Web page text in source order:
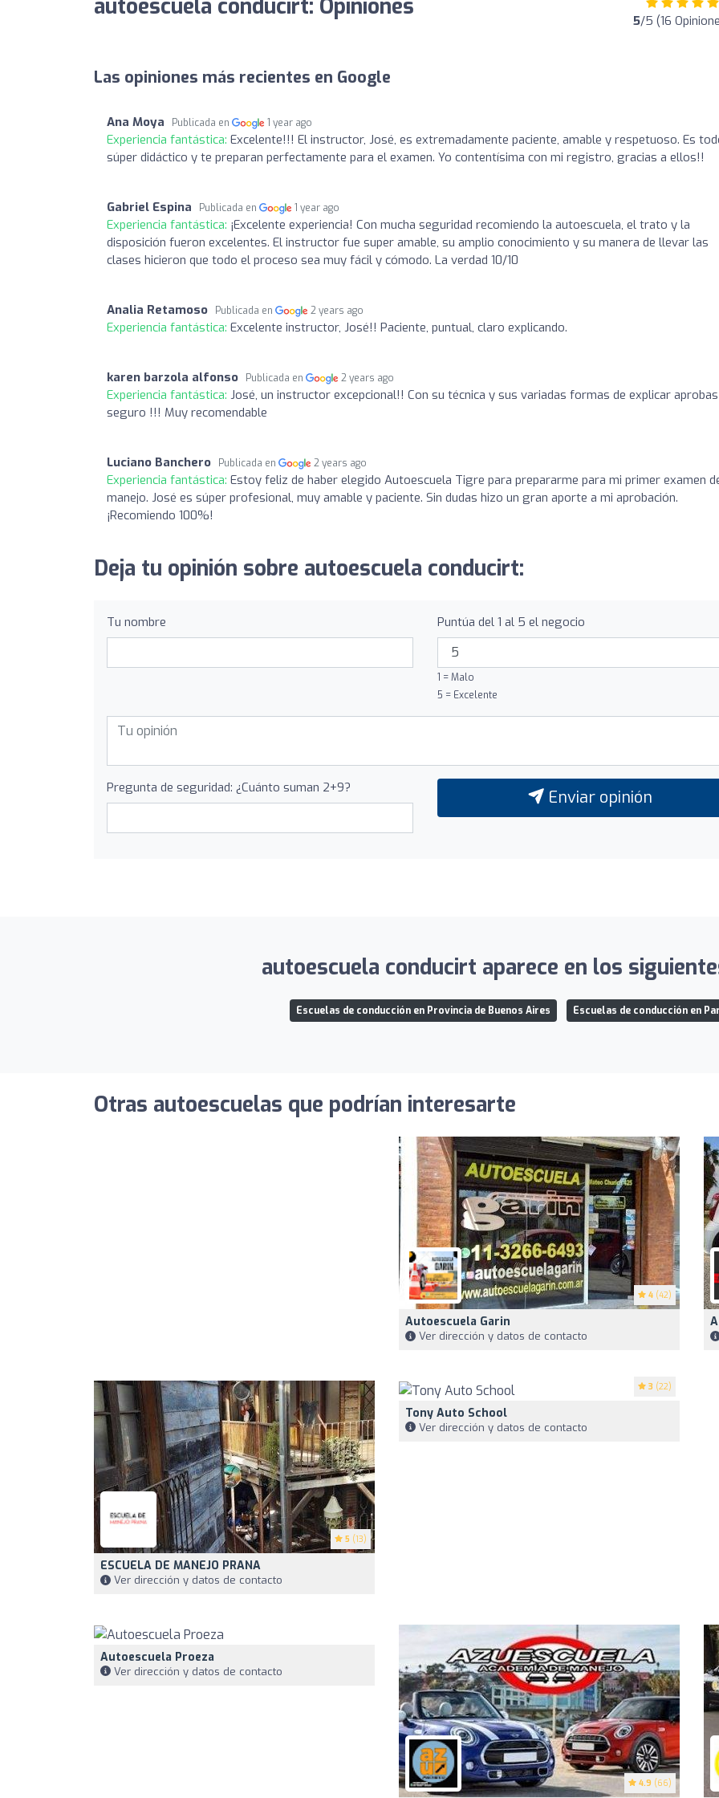
autoescuela conducirt: Opiniones 5/5 (16
Las opiniones más recientes en Google
Ana Moya Publicada en 1 year ago
Experiencia fantástica: Excelente!!! El instructor, José, es extremadamente paciente, amable y respetuoso. Es
súper didáctico y te preparan perfectamente para el examen. Yo contentísima con mi registro, gracias a ellos!!
Gabriel Espina Publicada en 1 year ago
Experiencia fantástica: ¡Excelente experiencia! Con mucha seguridad recomiendo la autoescuela, el trato y la
disposición fueron excelentes. El instructor fue super amable, su amplio conocimiento y su manera de llevar las
clases hicieron que todo el proceso sea muy fácil y cómodo. La verdad 10/10
Analia Retamoso Publicada en 2 years ago
Experiencia fantástica: Excelente instructor, José!! Paciente, puntual, claro explicando.
karen barzola alfonso Publicada en 2 years ago
Experiencia fantástica: José, un instructor excepcional!! Con su técnica y sus variadas formas de explicar aprobas
seguro !!! Muy recomendable
Luciano Banchero Publicada en 2 years ago
Experiencia fantástica: Estoy feliz de haber elegido Autoescuela Tigre para prepararme para mi primer examen
manejo. José es súper profesional, muy amable y paciente. Sin dudas hizo un gran aporte a mi aprobación.
¡Recomiendo 100%!
Deja tu opinión sobre autoescuela conducirt:
Tu nombre Puntúa del 1 al 5 el negocio
1 = Malo
5 = Excelente
Pregunta de seguridad: ¿Cuánto suman 2+9? Enviar opinión
autoescuela conducirt aparece en los
Escuelas de conducción en Provincia de Buenos Aires Escuelas de conducción en
Otras autoescuelas que podrían interesarte
4 (42)
Autoescuela Garin
Ver dirección y datos de contacto
5 (13)
ESCUELA DE MANEJO PRANA
Ver dirección y datos de contacto
3 (22)
Tony Auto School
Ver dirección y datos de contacto
Autoescuela Proeza
Ver dirección y datos de contacto
4.9 (66)